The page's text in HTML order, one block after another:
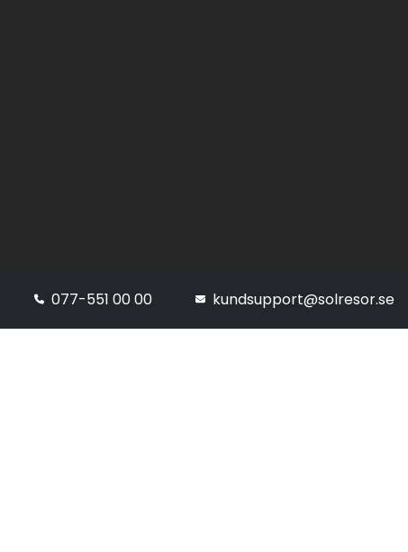
077-551 00 00 kundsupport@solresor.se